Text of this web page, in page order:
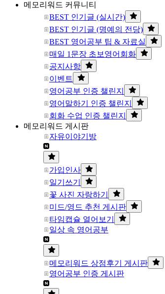
메모리워드 커뮤니티
BEST 인기글 (실시간)
BEST 인기글 (명예의 전당)
BEST 영어공부 팁 & 자료실
매일 1문장 초보영어회화
공지사항
이벤트
영어공부 인증 챌린지
영어말하기 인증 챌린지
회화 수업 인증 챌린지
메모리워드 게시판
자유이야기방
가입인사
일기쓰기
꽃 사진 자랑하기
미드/영드 추천 게시판
타임캡슐 열어보기
일상 속 영어공부
메모리워드 상점후기 게시판
영어공부 인증 게시판